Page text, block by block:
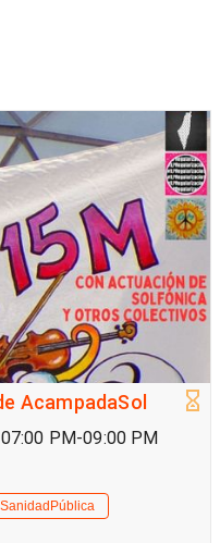
AcampadaSol
PM-09:00 PM
SanidadPública